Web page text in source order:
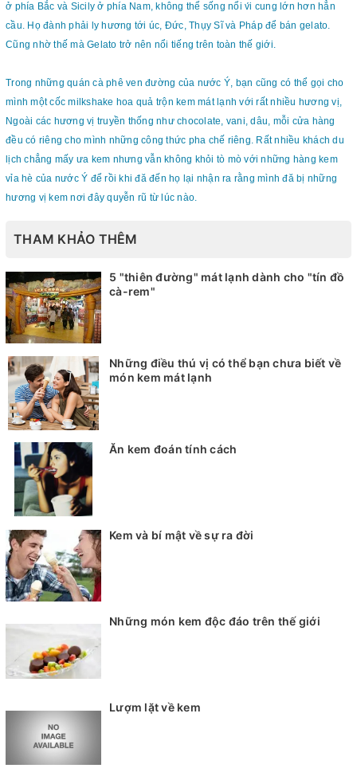
ở phía Bắc và Sicily ở phía Nam, không thể sống nổi v́i cung lớn hơn hẳn
cầu. Họ đành phải ly hương tới úc, Đức, Thụy Sĩ và Pháp để bán gelato.
Cũng nhờ thế mà Gelato trở nên nổi tiếng trên toàn thế giới.
Trong những quán cà phê ven đường của nước Ý, bạn cũng có thể gọi cho
mình một cốc milkshake hoa quả trộn kem mát lạnh với rất nhiều hương vị,
Ngoài các hương vị truyền thống như chocolate, vani, dâu, mỗi cửa hàng
đều có riêng cho mình những công thức pha chế riêng. Rất nhiều khách du
lịch chẳng mấy ưa kem nhưng vẫn không khỏi tò mò với những hàng kem
vỉa hè của nước Ý để rồi khi đă đến họ lại nhận ra rằng mình đă bị những
hương vị kem nơi đây quyễn rũ từ lúc nào.
THAM KHẢO THÊM
5 "thiên đường" mát lạnh dành cho "tín đồ
cà-rem"
Những điều thú vị có thể bạn chưa biết về
món kem mát lạnh
Ăn kem đoán tính cách
Kem và bí mật về sự ra đời
Những món kem độc đáo trên thế giới
Lượm lặt về kem